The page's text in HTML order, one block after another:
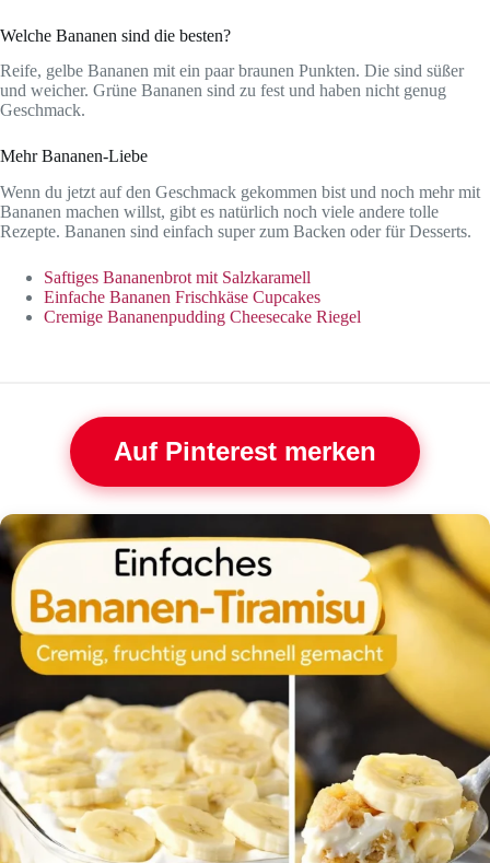
Welche Bananen sind die besten?
Reife, gelbe Bananen mit ein paar braunen Punkten. Die sind süßer
und weicher. Grüne Bananen sind zu fest und haben nicht genug
Geschmack.
Mehr Bananen-Liebe
Wenn du jetzt auf den Geschmack gekommen bist und noch mehr mit
Bananen machen willst, gibt es natürlich noch viele andere tolle
Rezepte. Bananen sind einfach super zum Backen oder für Desserts.
Saftiges Bananenbrot mit Salzkaramell
Einfache Bananen Frischkäse Cupcakes
Cremige Bananenpudding Cheesecake Riegel
Auf Pinterest merken